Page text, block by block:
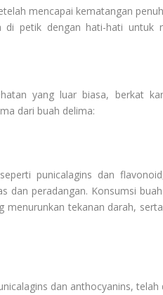
mencapai kematangan
petik dengan hati-hati untuk
yang luar biasa, berkat
dari buah delima:
punicalagins dan
dan peradangan. Konsumsi
tekanan darah,
dan anthocyanins,